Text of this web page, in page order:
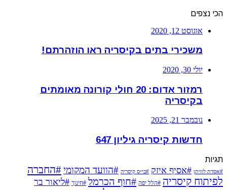
הכי נצפים
אוגוסט 12, 2020
משכירי בתים בקיסריה ראו הוזהרתם!
יולי 30, 2020
רמזור אדום: 20 חולי קורונה מאומתים
בקיסריה
נובמבר 21, 2025
חדשות קיסריה גיליון 647
תגיות
#אסדת לוויתן #אסיף איזק #בי״ס קיסריה #הוועד המקומי#החברה
לפיתוח קיסריה #הלל יפה #חוף הכרמל #חינוך #ליאור בר